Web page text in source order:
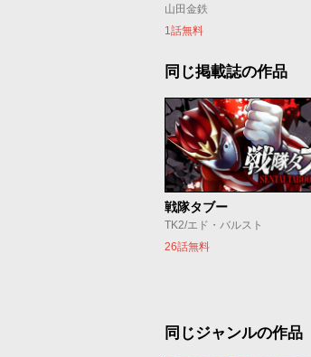
山田金鉄
1話無料
同じ掲載誌の作品
戦隊タブー
TK2/エド・バルスト
26話無料
同じジャンルの作品